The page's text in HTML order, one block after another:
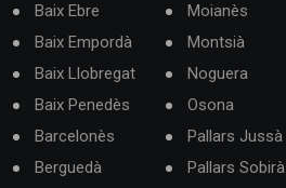
Baix Ebre
Baix Empordà
Baix Llobregat
Baix Penedès
Barcelonès
Berguedà
Moianès
Montsià
Noguera
Osona
Pallars Jussà
Pallars Sobirà